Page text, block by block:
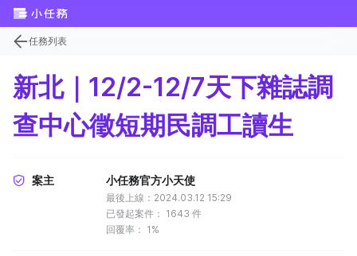
任務列表
新北｜12/2-12/7天下雜誌調
查中心徵短期民調工讀生
案主 小任務官方小天使
最後上線：2024.03.12 15:29
已發起案件： 1643 件
回覆率： 1%